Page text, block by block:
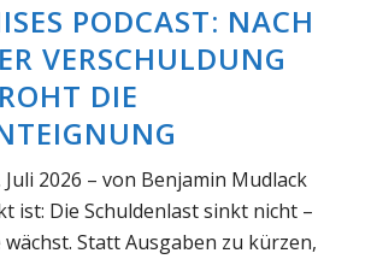
PODCAST: NACH
VERSCHULDUNG
DIE
Juli 2026 – von Benjamin Mudlack
ist: Die Schuldenlast sinkt nicht –
wächst. Statt Ausgaben zu kürzen,